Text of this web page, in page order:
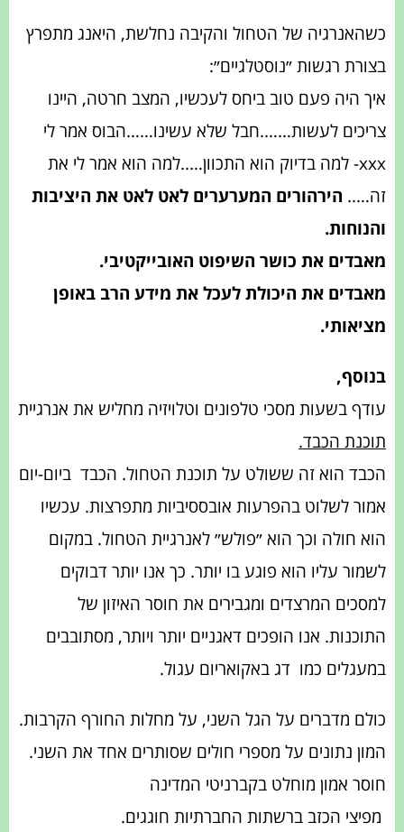
כשהאנרגיה של הטחול והקיבה נחלשת, היאנג מתפרץ
בצורת רגשות ״נוסטלגיים״:
איך היה פעם טוב ביחס לעכשיו, המצב חרטה, היינו
צריכים לעשות…….חבל שלא עשינו……הבוס אמר לי
xxx- למה בדיוק הוא התכוון…..למה הוא אמר לי את
זה….. הירהורים המערערים לאט לאט את היציבות
והנוחות.
מאבדים את כושר השיפוט האובייקטיבי.
מאבדים את היכולת לעכל את מידע הרב באופן
מציאותי.
בנוסף,
עודף בשעות מסכי טלפונים וטלויזיה מחליש את אנרגיית
תוכנת הכבד.
הכבד הוא זה ששולט על תוכנת הטחול. הכבד ביום-יום
אמור לשלוט בהפרעות אובססיביות מתפרצות. עכשיו
הוא חולה וכך הוא ״פולש״ לאנרגיית הטחול. במקום
לשמור עליו הוא פוגע בו יותר. כך אנו יותר דבוקים
למסכים המרצדים ומגבירים את חוסר האיזון של
התוכנות. אנו הופכים דאגניים יותר ויותר, מסתובבים
במעגלים כמו דג באקואריום עגול.
כולם מדברים על הגל השני, על מחלות החורף הקרבות.
המון נתונים על מספרי חולים שסותרים אחד את השני.
חוסר אמון מוחלט בקברניטי המדינה
מפיצי הכזב ברשתות החברתיות חוגגים.